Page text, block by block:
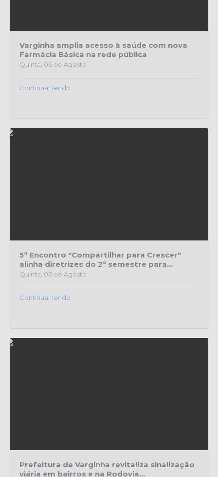
Varginha amplia acesso à saúde com nova
Farmácia Básica na rede pública
Quinta, 06 de Agosto
Continuar lendo
5º Encontro "Compartilhar para Crescer"
alinha diretrizes do 2º semestre para...
Quinta, 06 de Agosto
Continuar lendo
Prefeitura de Varginha revitaliza sinalização
viária em bairros e na Rodovia...